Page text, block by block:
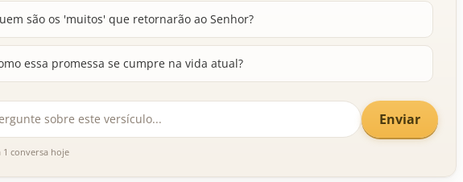
são os 'muitos' que retornarão ao Senhor?
essa promessa se cumpre na vida atual?
Enviar
1 conversa hoje